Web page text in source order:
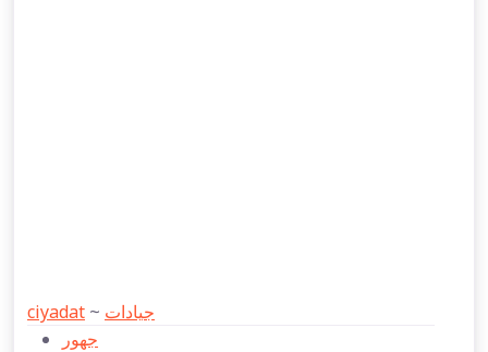
ciyadat ~ جيادات
جهور